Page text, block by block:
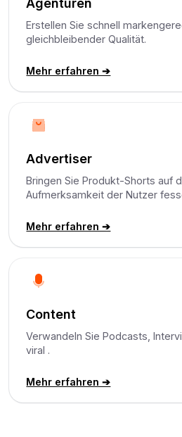
Agenturen
Erstellen Sie schnell
gleichbleibender Qualität.
Mehr erfahren ➔
Advertiser
Bringen Sie Produkt-Shorts auf
Aufmerksamkeit der Nutzer
Mehr erfahren ➔
Content
Verwandeln Sie Podcasts,
viral .
Mehr erfahren ➔